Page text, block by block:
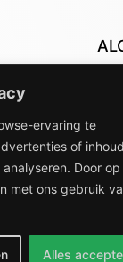
ervaring te
of inhoud
Door op
met ons gebruik
Alles